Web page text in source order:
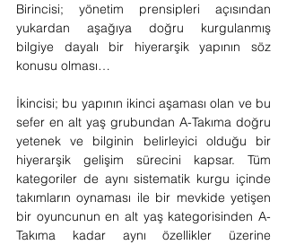
Birincisi; yönetim prensipleri açısından
yukardan aşağıya doğru kurgulanmış
bilgiye dayalı bir hiyerarşik yapının söz
konusu olması…
İkincisi; bu yapının ikinci aşaması olan ve bu
sefer en alt yaş grubundan A-Takıma doğru
yetenek ve bilginin belirleyici olduğu bir
hiyerarşik gelişim sürecini kapsar. Tüm
kategoriler de aynı sistematik kurgu içinde
takımların oynaması ile bir mevkide yetişen
bir oyuncunun en alt yaş kategorisinden A-
Takıma kadar aynı özellikler üzerine